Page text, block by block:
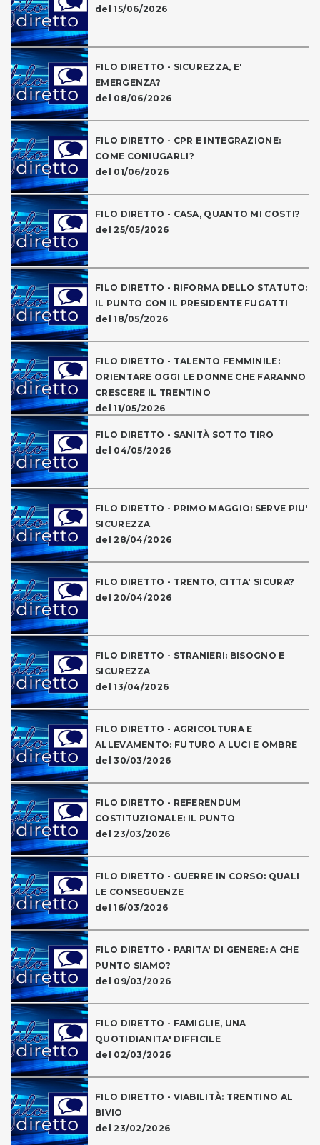
del 15/06/2026
FILO DIRETTO - SICUREZZA, E'
EMERGENZA?
del 08/06/2026
FILO DIRETTO - CPR E INTEGRAZIONE:
COME CONIUGARLI?
del 01/06/2026
FILO DIRETTO - CASA, QUANTO MI COSTI?
del 25/05/2026
FILO DIRETTO - RIFORMA DELLO STATUTO:
IL PUNTO CON IL PRESIDENTE FUGATTI
del 18/05/2026
FILO DIRETTO - TALENTO FEMMINILE:
ORIENTARE OGGI LE DONNE CHE FARANNO
CRESCERE IL TRENTINO
del 11/05/2026
FILO DIRETTO - SANITÀ SOTTO TIRO
del 04/05/2026
FILO DIRETTO - PRIMO MAGGIO: SERVE PIU'
SICUREZZA
del 28/04/2026
FILO DIRETTO - TRENTO, CITTA' SICURA?
del 20/04/2026
FILO DIRETTO - STRANIERI: BISOGNO E
SICUREZZA
del 13/04/2026
FILO DIRETTO - AGRICOLTURA E
ALLEVAMENTO: FUTURO A LUCI E OMBRE
del 30/03/2026
FILO DIRETTO - REFERENDUM
COSTITUZIONALE: IL PUNTO
del 23/03/2026
FILO DIRETTO - GUERRE IN CORSO: QUALI
LE CONSEGUENZE
del 16/03/2026
FILO DIRETTO - PARITA' DI GENERE: A CHE
PUNTO SIAMO?
del 09/03/2026
FILO DIRETTO - FAMIGLIE, UNA
QUOTIDIANITA' DIFFICILE
del 02/03/2026
FILO DIRETTO - VIABILITÀ: TRENTINO AL
BIVIO
del 23/02/2026